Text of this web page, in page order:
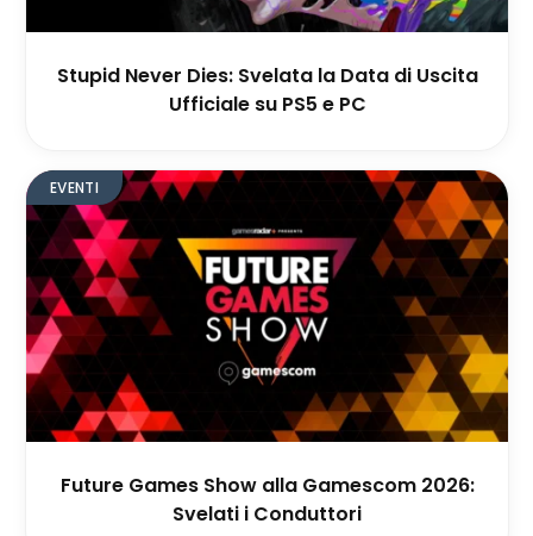
Stupid Never Dies: Svelata la Data di Uscita
Ufficiale su PS5 e PC
EVENTI
Future Games Show alla Gamescom 2026:
Svelati i Conduttori